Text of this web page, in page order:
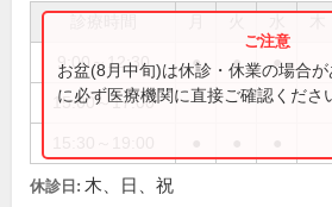
9:00～12:30 ● ● ●
15:00～17:00
お盆(8月中旬)は休診・休業の場合
に必ず医療機関に直接ご確認くださ
休診日: 木、日、祝